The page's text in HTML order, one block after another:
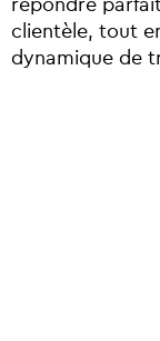
clientèle, tout
dynamique de